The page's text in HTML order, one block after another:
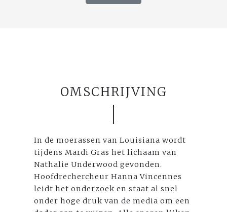
OMSCHRIJVING
In de moerassen van Louisiana wordt
tijdens Mardi Gras het lichaam van
Nathalie Underwood gevonden.
Hoofdrechercheur Hanna Vincennes
leidt het onderzoek en staat al snel
onder hoge druk van de media om een